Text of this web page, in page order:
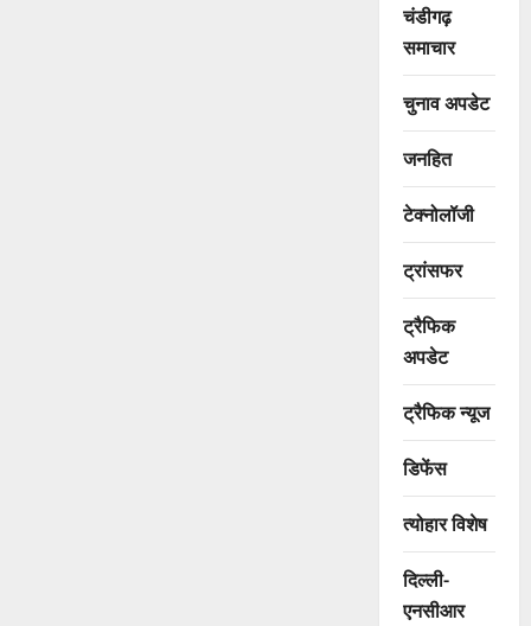
चंडीगढ़
समाचार
चुनाव अपडेट
जनहित
टेक्नोलॉजी
ट्रांसफर
ट्रैफिक
अपडेट
ट्रैफिक न्यूज
डिफेंस
त्योहार विशेष
दिल्ली-
एनसीआर